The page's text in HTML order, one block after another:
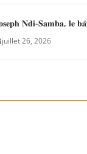
𝐍𝐝𝐢-𝐒𝐚𝐦𝐛𝐚, 𝐥𝐞
juillet 26, 2026